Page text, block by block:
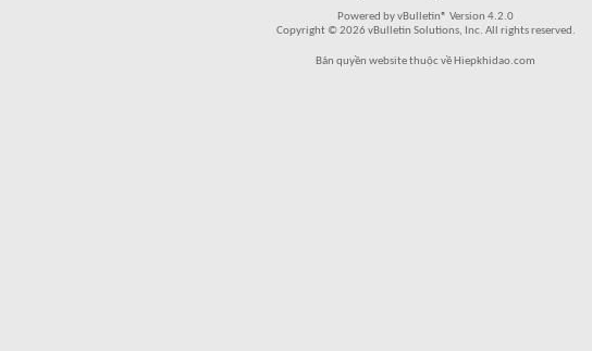
Powered by vBulletin® Version 4.2.0
Copyright © 2026 vBulletin Solutions, Inc. All rights reserved.
Bản quyền website thuộc về Hiepkhidao.com